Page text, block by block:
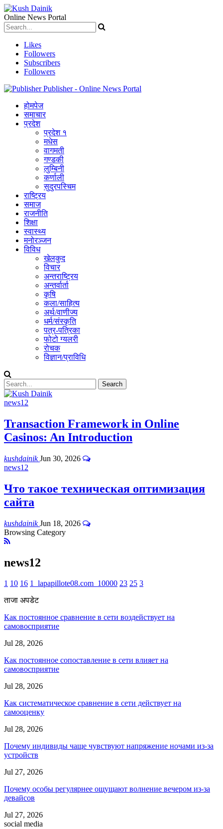
Online News Portal
Likes
Followers
Subscribers
Followers
Publisher - Online News Portal
होमपेज
समाचार
प्रदेश
प्रदेश १
मधेस
वागमती
गण्डकी
लुम्बिनी
कर्णाली
सुदुरपस्चिम
राष्ट्रिय
समाज
राजनीति
शिक्षा
स्वास्थ्य
मनोरञ्जन
विविध
खेलकुद
विचार
अन्तराष्ट्रिय
अन्तर्वार्ता
कृषि
कला/साहित्य
अर्थ/वाणीज्य
धर्म/संस्कृति
पत्र-पत्रिका
फोटो ग्यलरी
रोचक
विज्ञान/प्राविधि
news12
Transaction Framework in Online
Casinos: An Introduction
kushdainikJun 30, 2026
news12
Что такое техническая оптимизация
сайта
kushdainikJun 18, 2026
Browsing Category
news12
1 10 16 1_lapapillote08.com_10000 23 25 3
ताजा अपडेट
Как постоянное сравнение в сети воздействует на
самовосприятие
Jul 28, 2026
Как постоянное сопоставление в сети влияет на
самовосприятие
Jul 28, 2026
Как систематическое сравнение в сети действует на
самооценку
Jul 28, 2026
Почему индивиды чаще чувствуют напряжение ночами из-за
устройств
Jul 27, 2026
Почему особы регулярнее ощущают волнение вечером из-за
девайсов
Jul 27, 2026
social media